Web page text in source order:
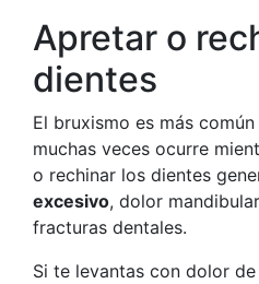
Apretar o
dientes
El bruxismo es más
muchas veces ocurre
o rechinar los dientes
excesivo, dolor
fracturas dentales.
Si te levantas con dolor